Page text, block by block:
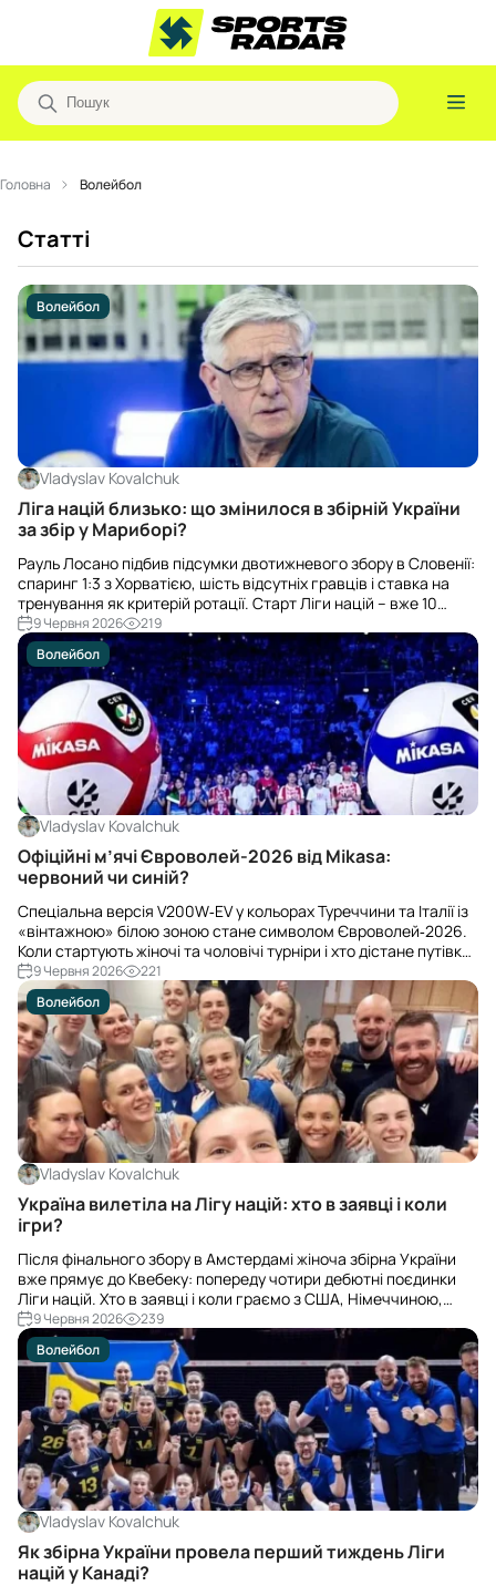
Головна Волейбол
Статті
Волейбол
Vladyslav Kovalchuk
Ліга націй близько: що змінилося в збірній України
за збір у Мариборі?
Рауль Лосано підбив підсумки двотижневого збору в Словенії:
спаринг 1:3 з Хорватією, шість відсутніх гравців і ставка на
тренування як критерій ротації. Старт Ліги націй – вже 10
червня проти Японії.
9 Червня 2026
219
Волейбол
Vladyslav Kovalchuk
Офіційні м’ячі Євроволей-2026 від Mikasa:
червоний чи синій?
Спеціальна версія V200W‑EV у кольорах Туреччини та Італії із
«вінтажною» білою зоною стане символом Євроволей‑2026.
Коли стартують жіночі та чоловічі турніри і хто дістане путівку
до Лос-Анджелеса 2028?
9 Червня 2026
221
Волейбол
Vladyslav Kovalchuk
Україна вилетіла на Лігу націй: хто в заявці і коли
ігри?
Після фінального збору в Амстердамі жіноча збірна України
вже прямує до Квебеку: попереду чотири дебютні поєдинки
Ліги націй. Хто в заявці і коли граємо з США, Німеччиною,
Японією та Францією?
9 Червня 2026
239
Волейбол
Vladyslav Kovalchuk
Як збірна України провела перший тиждень Ліги
націй у Канаді?